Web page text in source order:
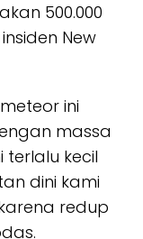
500.000
New
ini
massa
terlalu kecil
dini kami
redup